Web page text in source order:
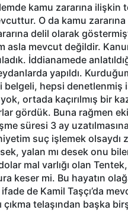
kamu zararına
O da kamu
delil olarak
asla mevcut değildir.
İddianamede
yapıldı.
belgeli, hepsi
ortada kaçırılmış bir
gördük. Buna rağmen
süresi 3 ay
suç işlemek olsaydı
yalan mı desek onu
mal varlığı olan
keser mi. Bu hayatın
de Kamil Taşçı’da
çıkma telaşından başka